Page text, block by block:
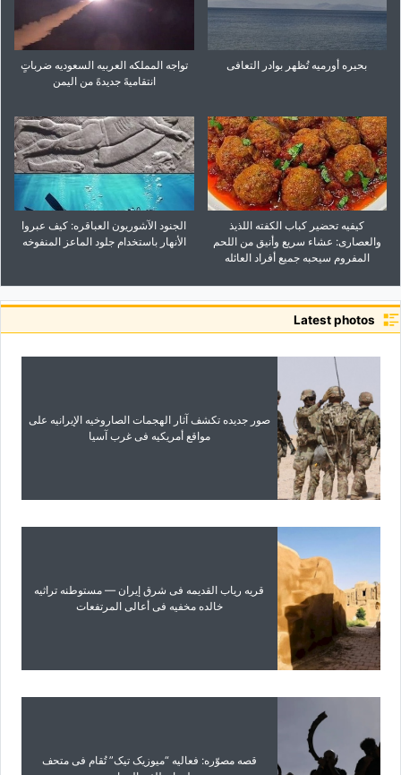
بحیره أورمیه تُظهر بوادر التعافی
تواجه المملکه العربیه السعودیه ضرباتٍ
انتقامیهً جدیدهً من الیمن
کیفیه تحضیر کباب الکفته اللذیذ
والعصاری: عشاء سریع وأنیق من اللحم
المفروم سیحبه جمیع أفراد العائله
الجنود الآشوریون العباقره: کیف عبروا
الأنهار باستخدام جلود الماعز المنفوخه
Latest photos
صور جدیده تکشف آثار الهجمات الصاروخیه الإیرانیه على
مواقع أمریکیه فی غرب آسیا
قریه ریاب القدیمه فی شرق إیران — مستوطنه تراثیه
خالده مخفیه فی أعالی المرتفعات
قصه مصوّره: فعالیه “میوزیک تیک” تُقام فی متحف